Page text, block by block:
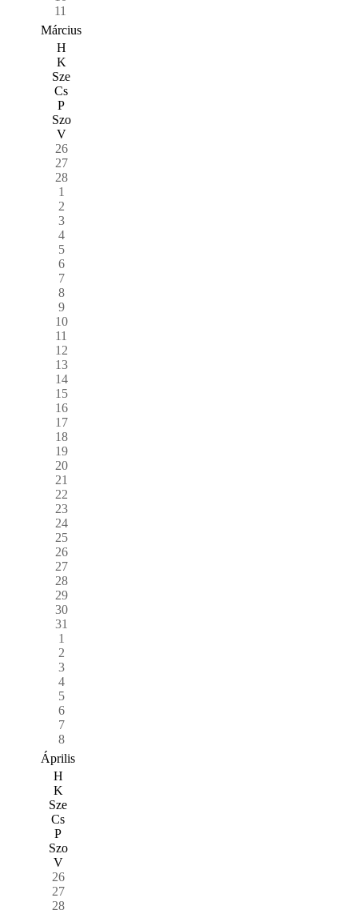
11
Március
H
K
Sze
Cs
P
Szo
V
26
27
28
1
2
3
4
5
6
7
8
9
10
11
12
13
14
15
16
17
18
19
20
21
22
23
24
25
26
27
28
29
30
31
1
2
3
4
5
6
7
8
Április
H
K
Sze
Cs
P
Szo
V
26
27
28